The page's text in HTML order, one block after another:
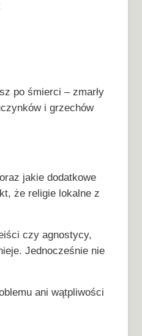
po śmierci – zmarły
i grzechów
jakie dodatkowe
że religie lokalne z
czy agnostycy,
Jednocześnie nie
ani wątpliwości